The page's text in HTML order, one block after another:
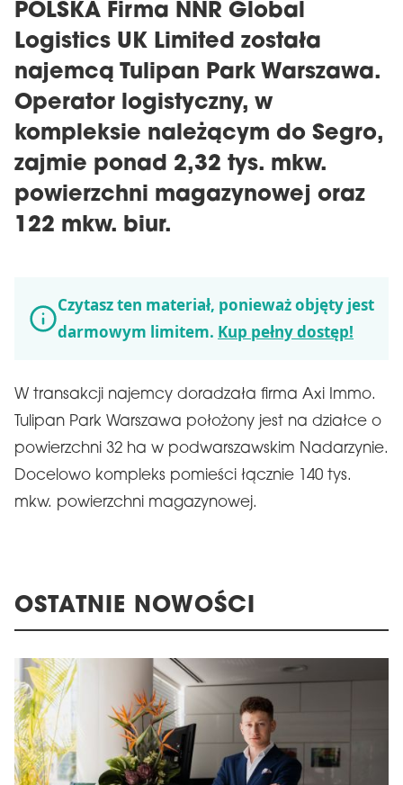
POLSKA Firma NNR Global
Logistics UK Limited została
najemcą Tulipan Park Warszawa.
Operator logistyczny, w
kompleksie należącym do Segro,
zajmie ponad 2,32 tys. mkw.
powierzchni magazynowej oraz
122 mkw. biur.
Czytasz ten materiał, ponieważ objęty jest
darmowym limitem. Kup pełny dostęp!
W transakcji najemcy doradzała firma Axi Immo.
Tulipan Park Warszawa położony jest na działce o
powierzchni 32 ha w podwarszawskim Nadarzynie.
Docelowo kompleks pomieści łącznie 140 tys.
mkw. powierzchni magazynowej.
OSTATNIE NOWOŚCI